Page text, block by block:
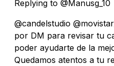
Replying to @Manusg_10
@candelstudio
por DM para revisar tu
poder ayudarte de la
Quedamos atentos a tu